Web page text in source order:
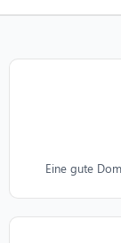
Eine gute